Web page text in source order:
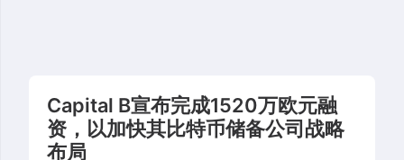
Capital B宣布完成1520万欧元融
资，以加快其比特币储备公司战略
布局